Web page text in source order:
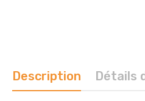
Description Détails